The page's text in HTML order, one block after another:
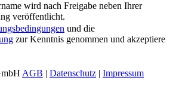
wird nach Freigabe neben Ihrer
veröffentlicht.
und die
zur Kenntnis genommen und akzeptiere
AGB | Datenschutz | Impressum